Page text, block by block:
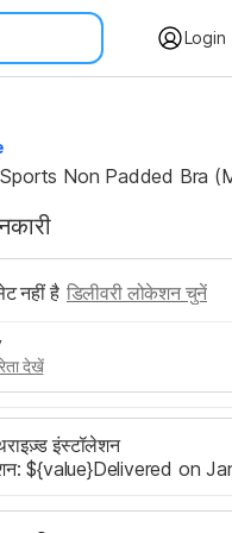
Login
Non Padded Bra
नहीं है डिलीवरी लोकेशन चुनें
देखें
इंस्टॉलेशन
${value}Delivered on